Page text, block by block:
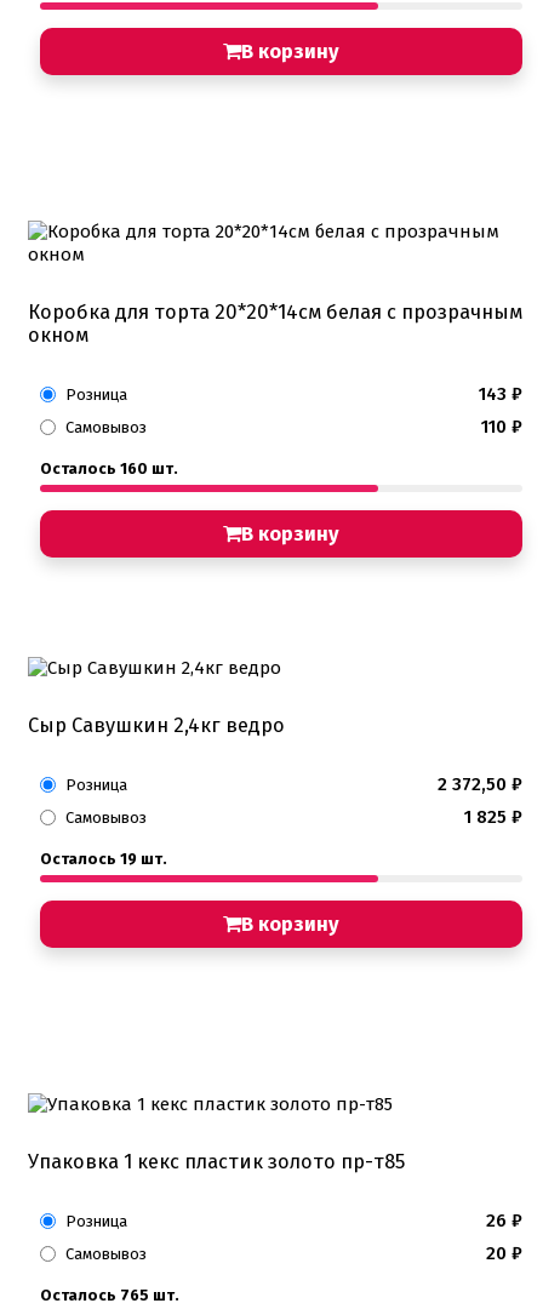
В корзину
Коробка для торта 20*20*14см белая с прозрачным
окном
Розница 143 ₽
Самовывоз 110 ₽
Осталось 160 шт.
В корзину
Сыр Савушкин 2,4кг ведро
Розница 2 372,50 ₽
Самовывоз 1 825 ₽
Осталось 19 шт.
В корзину
Упаковка 1 кекс пластик золото пр-т85
Розница 26 ₽
Самовывоз 20 ₽
Осталось 765 шт.